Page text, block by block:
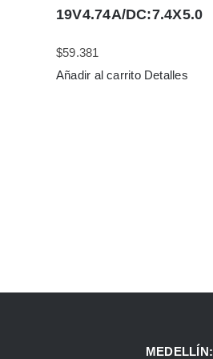
19V4.74A/DC:7.4X5.0
$59.381
Añadir al carrito Detalles
MEDELLÍN: